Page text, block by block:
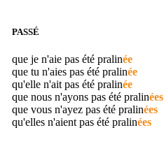
PASSÉ
que je n'aie pas été pralinée
que tu n'aies pas été pralinée
qu'elle n'ait pas été pralinée
que nous n'ayons pas été pralinées
que vous n'ayez pas été pralinées
qu'elles n'aient pas été pralinées